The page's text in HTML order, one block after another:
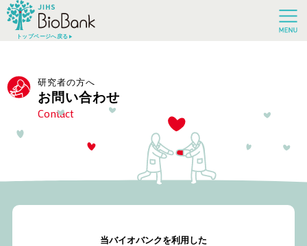
トップページへ戻る
研究者の方へ
お問い合わせ
Contact
当バイオバンクを利用した